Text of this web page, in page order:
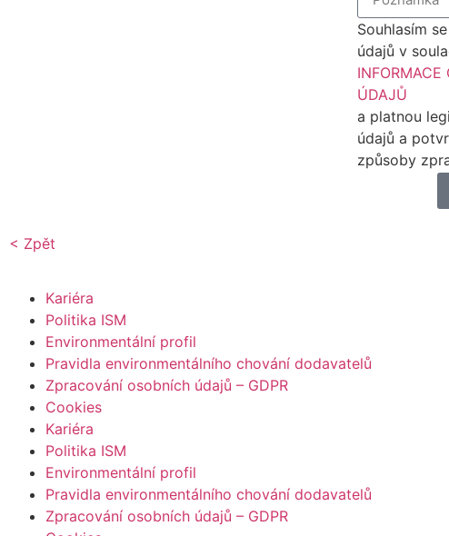
Souhlasím
údajů v
INFORMACE
ÚDAJŮ
a platnou
údajů a
způsoby
< Zpět
Kariéra
Politika ISM
Environmentální profil
Pravidla environmentálního chování dodavatelů
Zpracování osobních údajů – GDPR
Cookies
Kariéra
Politika ISM
Environmentální profil
Pravidla environmentálního chování dodavatelů
Zpracování osobních údajů – GDPR